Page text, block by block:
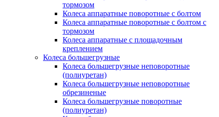
тормозом
Колеса аппаратные поворотные с болтом
Колеса аппаратные поворотные с болтом с
тормозом
Колеса аппаратные с площадочным
креплением
Колеса большегрузные
Колеса большегрузные неповоротные
(полиуретан)
Колеса большегрузные неповоротные
обрезиненые
Колеса большегрузные поворотные
(полиуретан)